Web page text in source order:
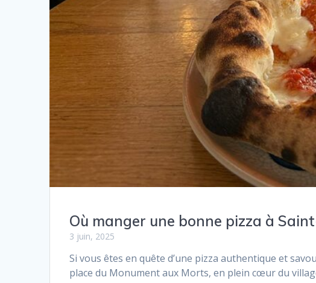
Où manger une bonne pizza à
3 juin, 2025
Si vous êtes en quête d’une pizza authentique et
place du Monument aux Morts, en plein cœur du